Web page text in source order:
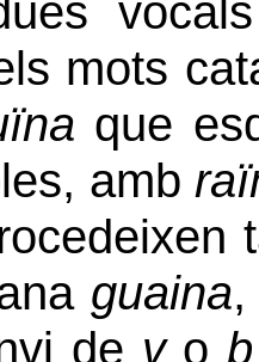
mots
que
amb
guaina
de v o